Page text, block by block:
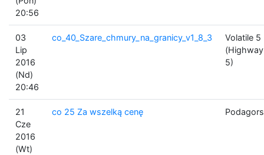
20:56
03
Lip
2016
(Nd)
20:46
co_40_Szare_chmury_na_granicy_v1_8_3
Volatile 5
(Highway
5)
21
Cze
2016
(Wt)
co 25 Za wszelką cenę